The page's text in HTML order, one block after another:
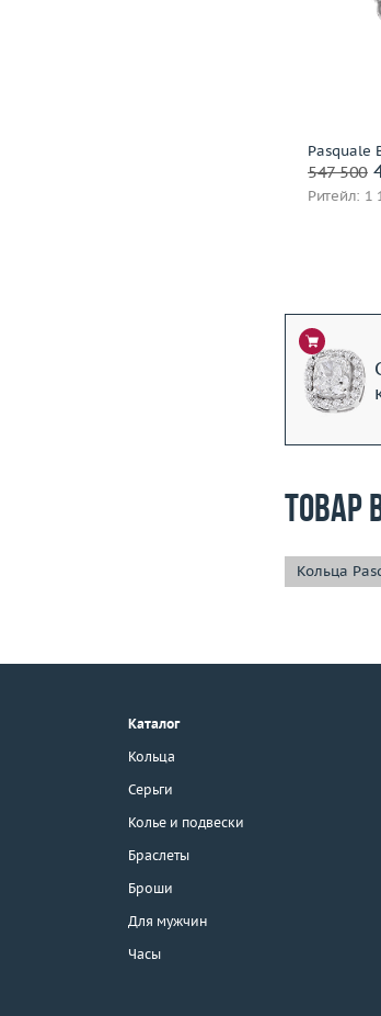
г. Москва, Тихвинский пер., д. 7,
3D-тур по шоуруму
Pasquale
547 500
Ритейл: 1
Товар
Кольца
Каталог
Кольца
Серьги
Колье и подвески
Браслеты
Броши
Для мужчин
Часы